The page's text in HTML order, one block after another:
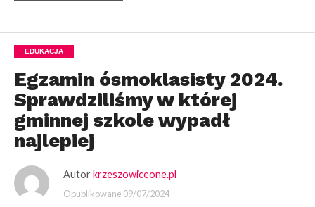
EDUKACJA
Egzamin ósmoklasisty 2024.
Sprawdziliśmy w której
gminnej szkole wypadł
najlepiej
Autor krzeszowiceone.pl
Opublikowane 09/07/2024